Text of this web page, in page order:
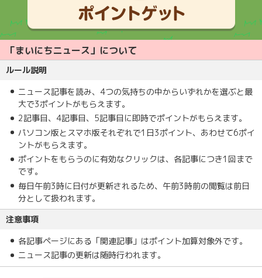
「まいにちニュース」について
ルール説明
ニュース記事を読み、4つの気持ちの中からいずれかを選ぶと最
大で3ポイントがもらえます。
2記事目、4記事目、5記事目に即時でポイントがもらえます。
パソコン版とスマホ版それぞれで1日3ポイント、あわせて6ポイ
ントがもらえます。
ポイントをもらうのに有効なクリックは、各記事につき1回まで
です。
毎日午前3時に日付が更新されるため、午前3時前の閲覧は前日
分として扱われます。
注意事項
各記事ページにある「関連記事」はポイント加算対象外です。
ニュース記事の更新は随時行われます。